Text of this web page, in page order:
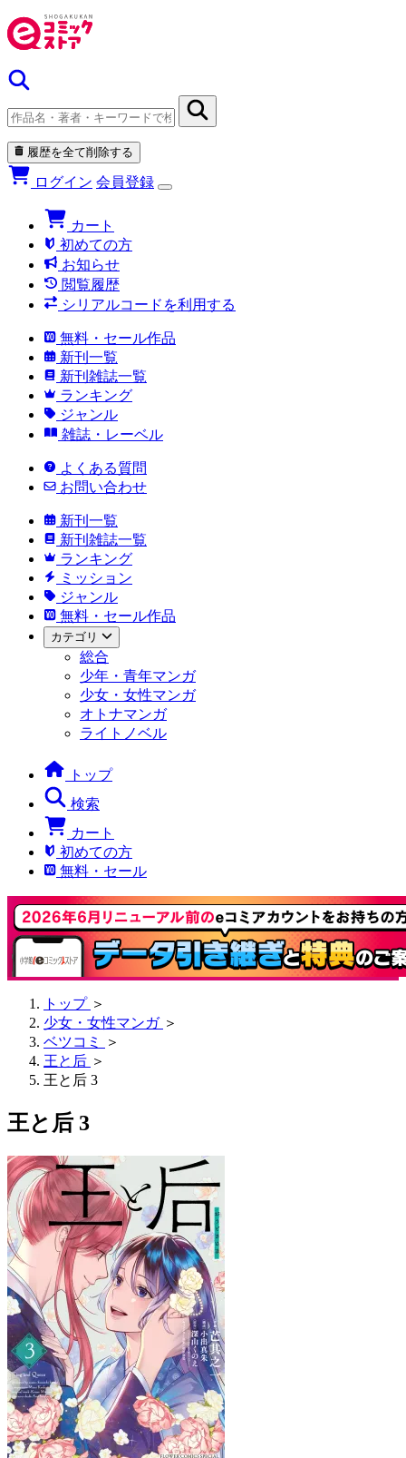
履歴を全て削除する
ログイン 会員登録
カート
初めての方
お知らせ
閲覧履歴
シリアルコードを利用する
無料・セール作品
新刊一覧
新刊雑誌一覧
ランキング
ジャンル
雑誌・レーベル
よくある質問
お問い合わせ
新刊一覧
新刊雑誌一覧
ランキング
ミッション
ジャンル
無料・セール作品
カテゴリ
総合
少年・青年マンガ
少女・女性マンガ
オトナマンガ
ライトノベル
トップ
検索
カート
初めての方
無料・セール
トップ ＞
少女・女性マンガ ＞
ベツコミ
＞
王と后 ＞
王と后 3
王と后 3